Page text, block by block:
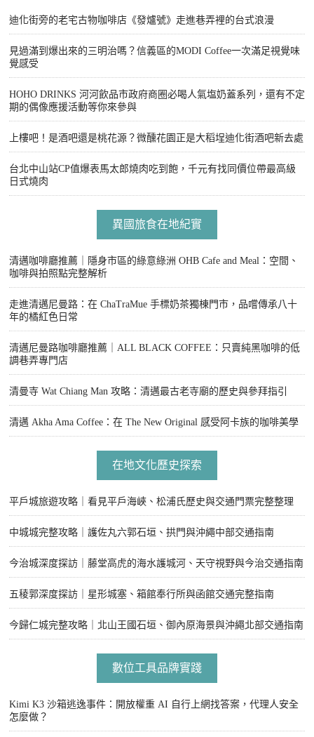
迪化街旁的老宅古物咖啡店《發爐號》走進巷弄裡的台式浪漫
見過滿到爆出來的三明治嗎？信義區的MODI Coffee一次滿足視覺味
覺感受
HOHO DRINKS 河河飲品市政府商圈必喝人氣塩奶蓋系列，還有不定
期的偶像應援活動等你來參與
上樓吧！是酒吧還是桃花源？微醺花園正是大稻埕迪化街酒吧新去處
台北中山站CP值爆表馬太郎燒肉吃到飽，千元有找同價位帶最高級
日式燒肉
異國旅食在地紀實
清邁咖啡廳推薦｜隱身市區的綠意綠洲 OHB Cafe and Meal：空間、
咖啡與拍照點完整解析
走進清邁尼曼路：在 ChaTraMue 手標奶茶獨棟門市，品嚐傳承八十
年的橘紅色日常
清邁尼曼路咖啡廳推薦｜ALL BLACK COFFEE：只賣純黑咖啡的低
調巷弄專門店
清曼寺 Wat Chiang Man 攻略：清邁最古老寺廟的歷史與參拜指引
清邁 Akha Ama Coffee：在 The New Original 感受阿卡族的咖啡美學
在地文化歷史探索
平戶城旅遊攻略｜看見平戶海峽、松浦氏歷史與交通門票完整整理
中城城完整攻略｜護佐丸六郭石垣、拱門與沖繩中部交通指南
今治城深度探訪｜藤堂高虎的海水護城河、天守視野與今治交通指南
五稜郭深度探訪｜星形城塞、箱館奉行所與函館交通完整指南
今歸仁城完整攻略｜北山王國石垣、御內原海景與沖繩北部交通指南
數位工具品牌實踐
Kimi K3 沙箱逃逸事件：開放權重 AI 自行上網找答案，代理人安全
怎麼做？